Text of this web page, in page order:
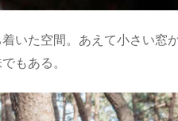
いた空間。あえて小さい
もある。